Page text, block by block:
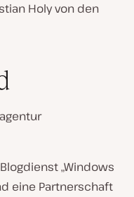
Holy von den
„Windows
eine Partnerschaft